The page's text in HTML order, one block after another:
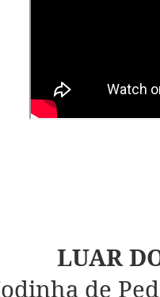
LUAR
de